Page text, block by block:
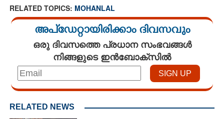
RELATED TOPICS: MOHANLAL
അപ്ഡേറ്റായിരിക്കാം ദിവസവും
ഒരു ദിവസത്തെ പ്രധാന സംഭവങ്ങൾ
നിങ്ങളുടെ ഇൻബോക്സിൽ
RELATED NEWS